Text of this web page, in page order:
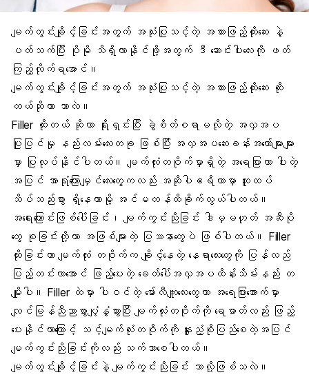
မျက်တွင်းချိုင့်ခြင်းအတွက် အသုံးပြုသင့်တဲ့ အသားဖြည့်ထိုးဆေး နဲ့
ပတ်သက်ပြီး ပိုမို သိရှိလာနိုင်ဖို့အတွက် ဒီ ဆောင်းပါးလေးကို ဖတ်
ကြည့်လိုက်ရအောင်။
မျက်တွင်းချိုင့်ခြင်းအတွက် အသုံးပြုသင့်တဲ့ အသားဖြည့်ထိုးဆေး ထိုး
တယ်ဆိုတာ ဘာလဲ။
Filler ထိုးတယ် ဆိုတာ ရိုးရှင်းပြီး ခွဲစိတ်စရာမလိုတဲ့ အလှအပ
ပြုပြင်မှု နည်းလမ်းလေးတခု ဖြစ်ပြီး အလှအပဆေးခန်းအတော်များများ
မှာ ပြုလုပ်နိုင်ပါတယ်။ မျက်လုံးတဝိုက်မှာရှိတဲ့ အရေပြားဟာ ပါးတဲ့
အပြင် အာရုံကြောမျှင်လေးတွေကလည်း အဆိုပါဧရိယာမှာ ထူထပ်
သိပ်သည်းစွာ ရှိနေတာမို့ အင်မတန်ထိခိုက်လွယ်ပါတယ်။
အရေးကြောင်းဖြစ်ပေါ်ခြင် း၊ မျက်ကွင်းညိုခြင်း ဒါမှမဟုတ် အဆီပို
တွေ စုခြင်းတို့ဟာ အဖြစ်များတဲ့ ပြဿနာတွေပဲ ဖြစ်ပါတယ်။ Filler
ထိုးခြင်းဟာ မျက်လုံး တဝိုက်က ချိုင့်နေတဲ့ နေရာလေးတွေကို ပြန်လည်
ပြည့်တင်းလာအောင် ဖြည့်ပေးတဲ့ ခေတ်ပေါ်အလှအပထိန်းသိမ်းနည်း တ
မျိုးပါ။ Filler ထဲမှာ ပါဝင်တဲ့ မော်လီကျူးလေးတွေဟာ အရေပြားအောက်မှာ
လျင်မြန်ညီညာစွာပျံ့နှံ့သွားပြီး မျက်လုံးတဝိုက်ကို ရေဓာတ်လည်း ဖြည့်
ပေးနိုင်တာကြောင့် သင့်မျက်လုံးတဝိုက်ကို နူးညံ့စိုပြည်စေတဲ့အပြင်
မျက်ကွင်းညိုခြင် းကိုလည်း သက်သာစေပါတယ်။
မျက်တွင်းချိုင့်ခြင်းနဲ့ မျက်ကွင်းညိုခြင်း ဘာလို့ဖြစ်သလဲ။